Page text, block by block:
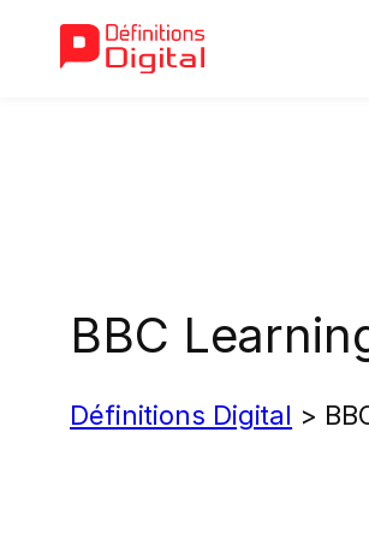
BBC
Définitions Digital >